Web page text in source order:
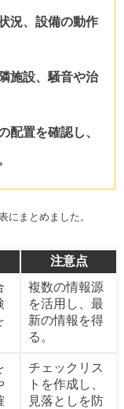
況、設備の動作
施設、騒音や治
配置を確認し、
にまとめました。
注意点
複数の情報源
を活用し、最
新の情報を得
る。
チェックリス
トを作成し、
見落としを防